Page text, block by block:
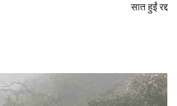
सात हुईं रद्द